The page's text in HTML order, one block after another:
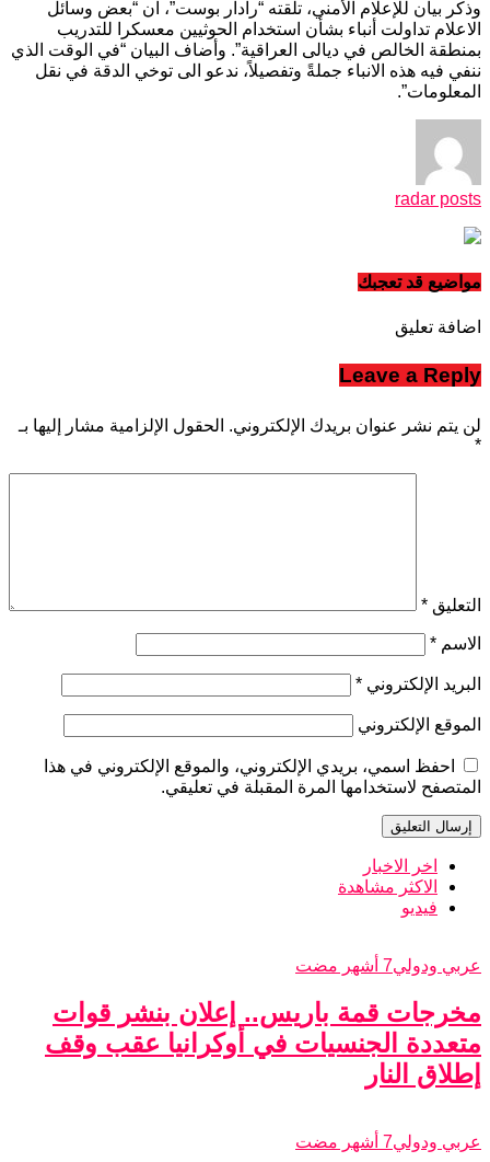
وذكر بيان للإعلام الأمني، تلقته “رادار بوست”، ان “بعض وسائل
الاعلام تداولت أنباء بشأن استخدام الحوثيين معسكرا للتدريب
بمنطقة الخالص في ديالى العراقية”. وأضاف البيان “في الوقت الذي
ننفي فيه هذه الانباء جملةً وتفصيلاً، ندعو الى توخي الدقة في نقل
المعلومات”.
radar posts
مواضيع قد تعجبك
اضافة تعليق
Leave a Reply
لن يتم نشر عنوان بريدك الإلكتروني. الحقول الإلزامية مشار إليها بـ
*
التعليق *
الاسم *
البريد الإلكتروني *
الموقع الإلكتروني
احفظ اسمي، بريدي الإلكتروني، والموقع الإلكتروني في هذا
المتصفح لاستخدامها المرة المقبلة في تعليقي.
اخر الاخبار
الاكثر مشاهدة
فيديو
عربي ودولي7 أشهر مضت
مخرجات قمة باريس.. إعلان بنشر قوات
متعددة الجنسيات في أوكرانيا عقب وقف
إطلاق النار
عربي ودولي7 أشهر مضت